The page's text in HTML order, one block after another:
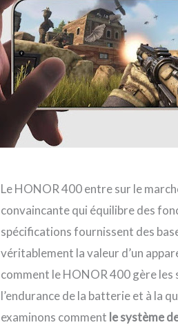
Le HONOR 400 entre sur le
convaincante qui équilibre des
spécifications fournissent des
véritablement la valeur d’un
comment le HONOR 400 gère
l’endurance de la batterie et à la
examinons comment le système